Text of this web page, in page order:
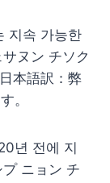
지속 가능한
ヌン チソク
本語訳：弊
。
년 전에 지
ニョン チ